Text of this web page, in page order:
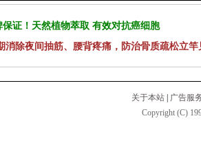
证！天然植物萃取 有效对抗癌细胞
消除夜间抽筋、腰背疼痛，防治骨质疏松立竿
关于本站
广告服
Copyright (C)